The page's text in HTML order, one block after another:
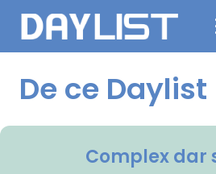
De ce Daylist
Complex dar